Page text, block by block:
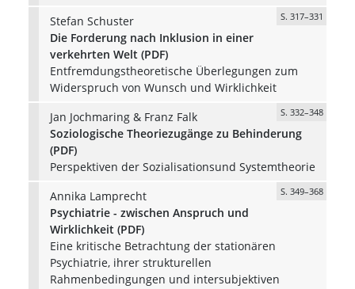
Stefan Schuster
S. 317–331
Die Forderung nach Inklusion in einer
verkehrten Welt (PDF)
Entfremdungstheoretische Überlegungen zum
Widerspruch von Wunsch und Wirklichkeit
Jan Jochmaring & Franz Falk
S. 332–348
Soziologische Theoriezugänge zu Behinderung
(PDF)
Perspektiven der Sozialisationsund Systemtheorie
Annika Lamprecht
S. 349–368
Psychiatrie - zwischen Anspruch und
Wirklichkeit (PDF)
Eine kritische Betrachtung der stationären
Psychiatrie, ihrer strukturellen
Rahmenbedingungen und intersubjektiven